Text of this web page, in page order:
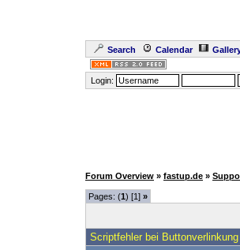
Search Calendar
Login:
Forum Overview » fastup.de »
Pages: (1) [1] »
Scriptfehler bei Buttonverlinkung